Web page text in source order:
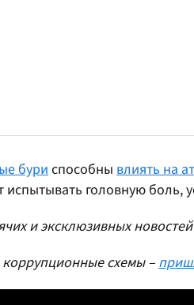
буриспособны влиять на
испытывать головную боль,
и эксклюзивных
схемы –